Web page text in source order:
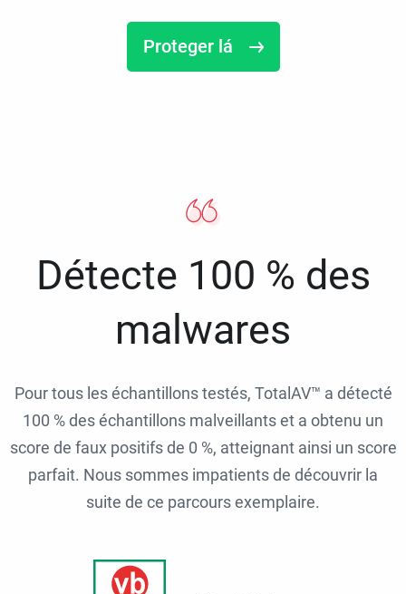
Proteger lá
Détecte 100 % des
malwares
Pour tous les échantillons testés, TotalAV™ a détecté
100 % des échantillons malveillants et a obtenu un
score de faux positifs de 0 %, atteignant ainsi un score
parfait. Nous sommes impatients de découvrir la
suite de ce parcours exemplaire.